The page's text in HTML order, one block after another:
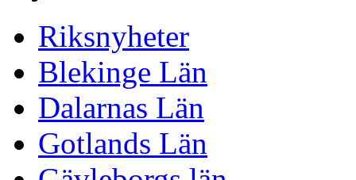
Riksnyheter
Blekinge Län
Dalarnas Län
Gotlands Län